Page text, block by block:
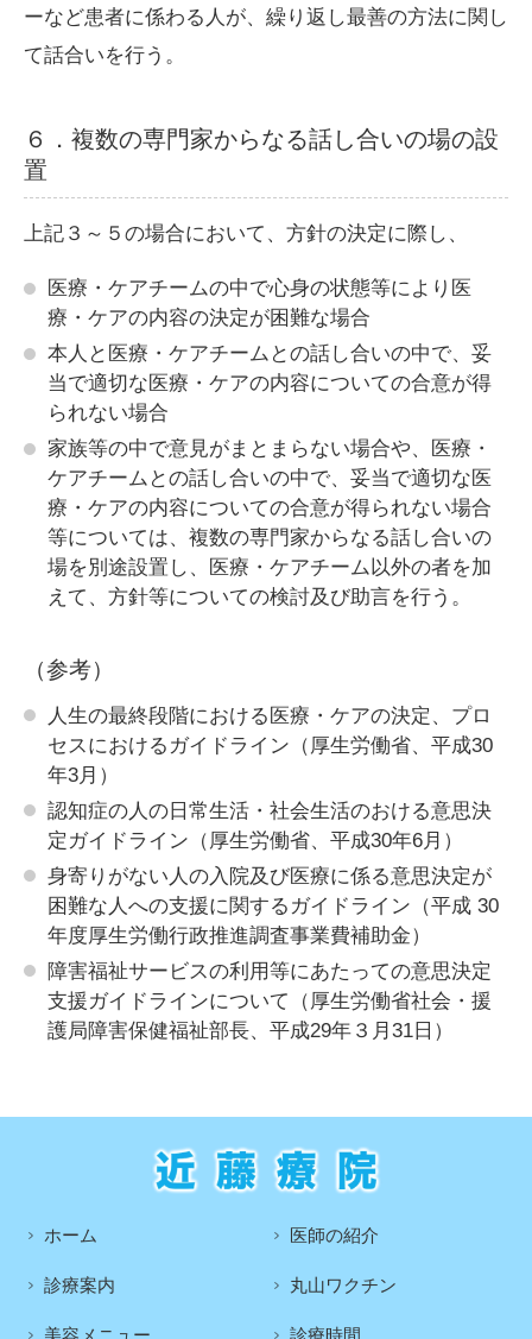
ーなど患者に係わる人が、繰り返し最善の方法に関し
て話合いを行う。
６．複数の専門家からなる話し合いの場の設
置
上記３～５の場合において、方針の決定に際し、
医療・ケアチームの中で心身の状態等により医
療・ケアの内容の決定が困難な場合
本人と医療・ケアチームとの話し合いの中で、妥
当で適切な医療・ケアの内容についての合意が得
られない場合
家族等の中で意見がまとまらない場合や、医療・
ケアチームとの話し合いの中で、妥当で適切な医
療・ケアの内容についての合意が得られない場合
等については、複数の専門家からなる話し合いの
場を別途設置し、医療・ケアチーム以外の者を加
えて、方針等についての検討及び助言を行う。
（参考）
人生の最終段階における医療・ケアの決定、プロ
セスにおけるガイドライン（厚生労働省、平成30
年3月）
認知症の人の日常生活・社会生活のおける意思決
定ガイドライン（厚生労働省、平成30年6月）
身寄りがない人の入院及び医療に係る意思決定が
困難な人への支援に関するガイドライン（平成 30
年度厚生労働行政推進調査事業費補助金）
障害福祉サービスの利用等にあたっての意思決定
支援ガイドラインについて（厚生労働省社会・援
護局障害保健福祉部長、平成29年３月31日）
ホーム 医師の紹介
診療案内 丸山ワクチン
美容メニュー 診療時間